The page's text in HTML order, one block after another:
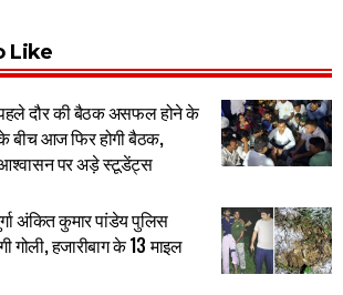
Like
दौर की बैठक असफल होने के
बीच आज फिर होगी बैठक,
पर अड़े स्टूडेंट्स
अंकित कुमार पांडेय पुलिस
हजारीबाग के 13 माइल